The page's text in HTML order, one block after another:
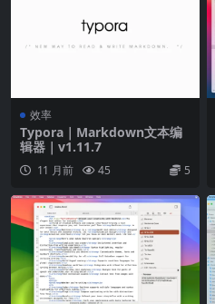
效率
Typora｜Markdown文本编
辑器｜v1.11.7
11 月前 45 5